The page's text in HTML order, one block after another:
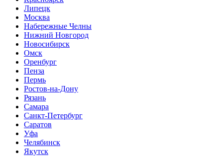
Липецк
Москва
Набережные Челны
Нижний Новгород
Новосибирск
Омск
Оренбург
Пенза
Пермь
Ростов-на-Дону
Рязань
Самара
Санкт-Петербург
Саратов
Уфа
Челябинск
Якутск